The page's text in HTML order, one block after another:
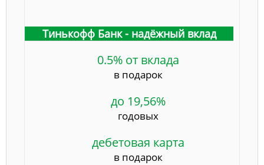
Тинькофф Банк - надёжный вклад
0.5% от вклада
в подарок
до 19,56%
годовых
дебетовая карта
в подарок